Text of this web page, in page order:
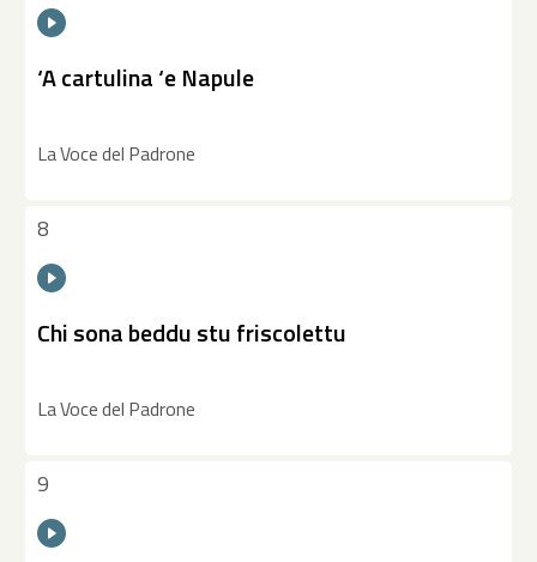
‘A cartulina ‘e Napule
La Voce del Padrone
8
Chi sona beddu stu friscolettu
La Voce del Padrone
9